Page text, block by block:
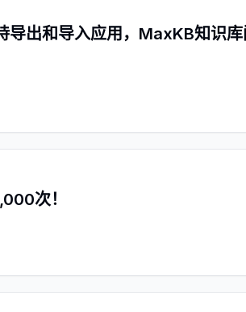
出和导入应用，MaxKB知识
次！